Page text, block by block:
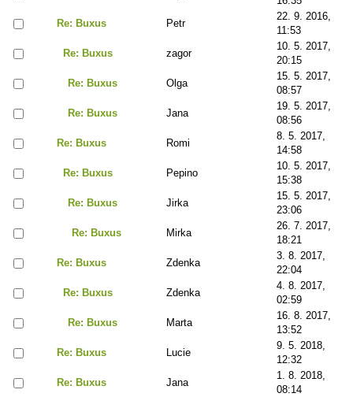
Re: Buxus
Petr
22. 9. 2016,
11:53
Re: Buxus
zagor
10. 5. 2017,
20:15
Re: Buxus
Olga
15. 5. 2017,
08:57
Re: Buxus
Jana
19. 5. 2017,
08:56
Re: Buxus
Romi
8. 5. 2017,
14:58
Re: Buxus
Pepino
10. 5. 2017,
15:38
Re: Buxus
Jirka
15. 5. 2017,
23:06
Re: Buxus
Mirka
26. 7. 2017,
18:21
Re: Buxus
Zdenka
3. 8. 2017,
22:04
Re: Buxus
Zdenka
4. 8. 2017,
02:59
Re: Buxus
Marta
16. 8. 2017,
13:52
Re: Buxus
Lucie
9. 5. 2018,
12:32
Re: Buxus
Jana
1. 8. 2018,
08:14